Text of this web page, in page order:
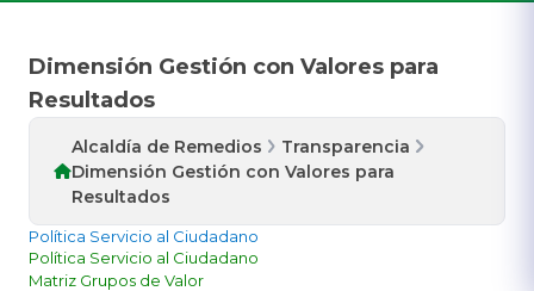
Dimensión Gestión con Valores para
Resultados
Alcaldía de Remedios
Transparencia
Dimensión Gestión con Valores para
Resultados
​Política Servicio al Ciudadano
​Política Servicio al Ciudadano
Matriz Grupos de Valor​